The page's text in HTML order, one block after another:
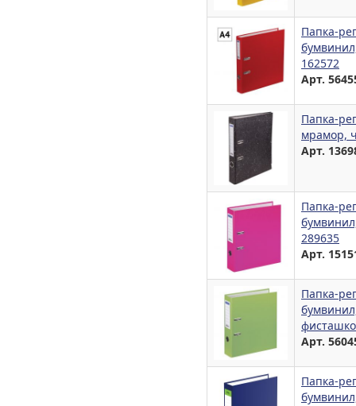
Папка-
162572
Арт.
Папка-
мрамор,
Арт.
Папка-
289635
Арт.
Папка-
Арт.
Папка-